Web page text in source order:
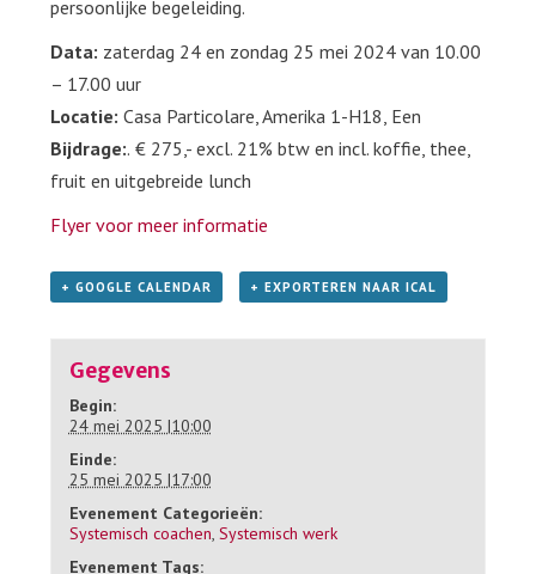
persoonlijke begeleiding.
Data: zaterdag 24 en zondag 25 mei 2024 van 10.00
– 17.00 uur
Locatie:Casa Particolare, Amerika 1-H18, Een
Bijdrage:. € 275,- excl. 21% btw en incl. koffie, thee,
fruit en uitgebreide lunch
Flyer voor meer informatie
+ GOOGLE CALENDAR + EXPORTEREN NAAR ICAL
Gegevens
Begin:
24 mei 2025 |10:00
Einde:
25 mei 2025 |17:00
Evenement Categorieën:
Systemisch coachen, Systemisch werk
Evenement Tags: